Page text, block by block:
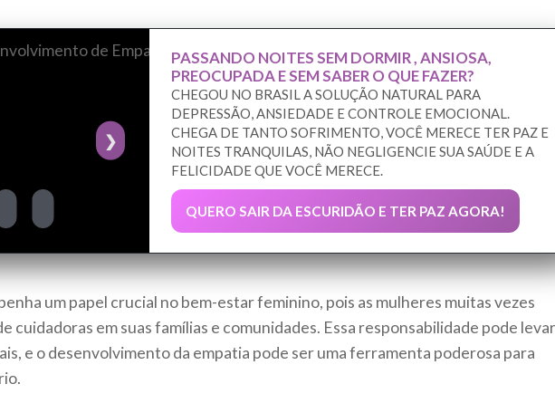
❯
PASSANDO NOITES SEM DORMIR , ANSIOSA,
PREOCUPADA E SEM SABER O QUE FAZER?
CHEGOU NO BRASIL A SOLUÇÃO NATURAL PARA
DEPRESSÃO, ANSIEDADE E CONTROLE EMOCIONAL.
CHEGA DE TANTO SOFRIMENTO, VOCÊ MERECE TER PAZ E
NOITES TRANQUILAS, NÃO NEGLIGENCIE SUA SAÚDE E A
FELICIDADE QUE VOCÊ MERECE.
QUERO SAIR DA ESCURIDÃO E TER PAZ AGORA!
um papel crucial no bem-estar feminino, pois as mulheres muitas vezes
cuidadoras em suas famílias e comunidades. Essa responsabilidade pode
e o desenvolvimento da empatia pode ser uma ferramenta poderosa para